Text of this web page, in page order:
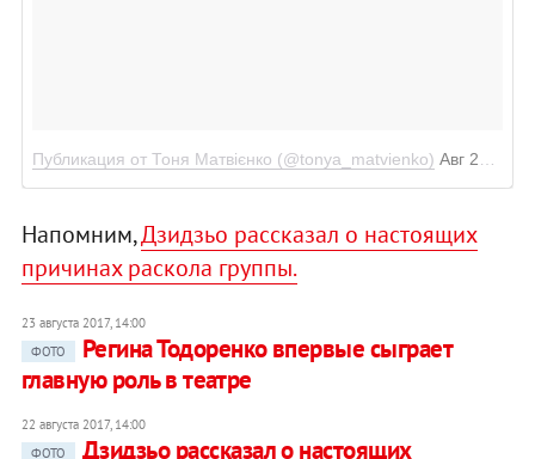
Публикация от Тоня Матвієнко (@tonya_matvienko) Авг 29 2017 в 9:55 PDT
Напомним,Дзидзьо рассказал о настоящих
причинах раскола группы.
23 августа 2017, 14:00
ФОТО
Регина Тодоренко впервые сыграет
главную роль в театре
22 августа 2017, 14:00
ФОТО
Дзидзьо рассказал о настоящих